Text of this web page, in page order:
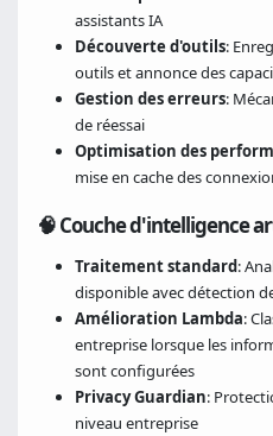
assistants IA
Découverte d'outils:
outils et annonce des
Gestion des erreurs:
de réessai
Optimisation des
mise en cache des
🧠 Couche d'intelligence
Traitement standard:
disponible avec détection
Amélioration Lambda:
entreprise lorsque les
sont configurées
Privacy Guardian:
niveau entreprise